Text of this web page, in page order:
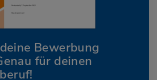
Bewerbung
für deinen